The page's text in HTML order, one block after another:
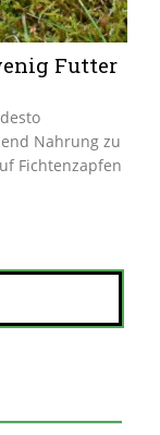
Futter
Nahrung zu
Fichtenzapfen